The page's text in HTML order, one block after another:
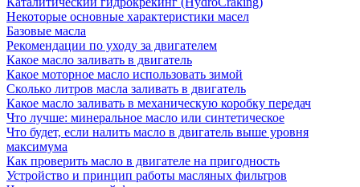
Некоторые основные характеристики масел
Базовые масла
Рекомендации по уходу за двигателем
Какое масло заливать в двигатель
Какое моторное масло использовать зимой
Сколько литров масла заливать в двигатель
Какое масло заливать в механическую коробку передач
Что лучше: минеральное масло или синтетическое
Что будет, если налить масло в двигатель выше уровня
максимума
Как проверить масло в двигателе на пригодность
Устройство и принцип работы масляных фильтров